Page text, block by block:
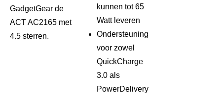
GadgetGear de
ACT AC2165 met
4.5 sterren.
kunnen tot 65
Watt leveren
Ondersteuning
voor zowel
QuickCharge
3.0 als
PowerDelivery